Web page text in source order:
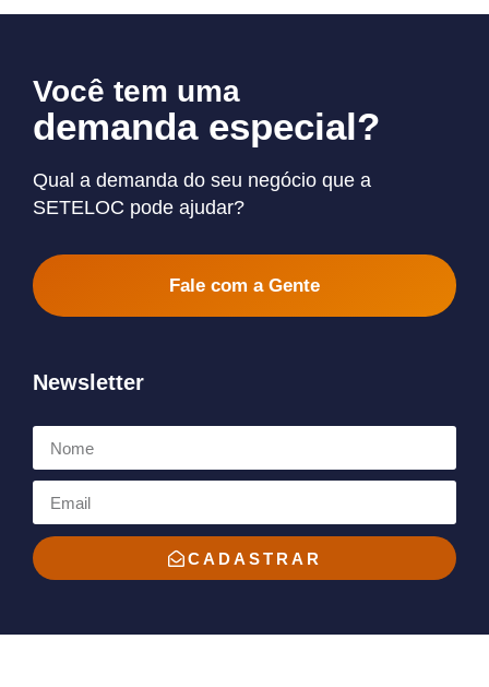
Você tem uma
demanda especial?
Qual a demanda do seu negócio que a
SETELOC pode ajudar?
Fale com a Gente
Newsletter
CADASTRAR